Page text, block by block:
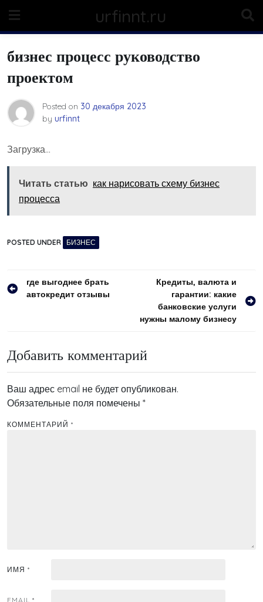
content
urfinnt.ru
бизнес процесс руководство
проектом
Posted on 30 декабря 2023
by urfinnt
Загрузка…
Читать статью как нарисовать схему бизнес
процесса
POSTED UNDER БИЗНЕС
Навигация
где выгоднее брать
автокредит отзывы
Кредиты, валюта и
гарантии: какие
банковские услуги
нужны малому бизнесу
Добавить комментарий
Ваш адрес email не будет опубликован.
Обязательные поля помечены *
КОММЕНТАРИЙ *
ИМЯ *
EMAIL *